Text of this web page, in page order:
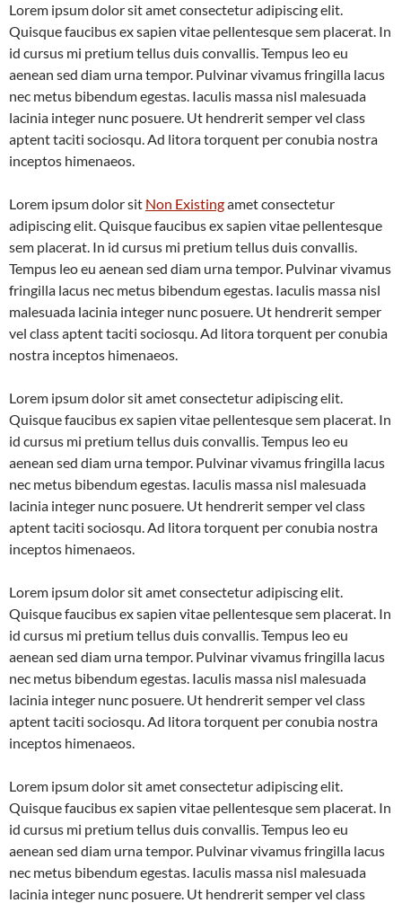
Lorem ipsum dolor sit amet consectetur adipiscing elit.
Quisque faucibus ex sapien vitae pellentesque sem placerat. In
id cursus mi pretium tellus duis convallis. Tempus leo eu
aenean sed diam urna tempor. Pulvinar vivamus fringilla lacus
nec metus bibendum egestas. Iaculis massa nisl malesuada
lacinia integer nunc posuere. Ut hendrerit semper vel class
aptent taciti sociosqu. Ad litora torquent per conubia nostra
inceptos himenaeos.
Lorem ipsum dolor sit Non Existingamet consectetur
adipiscing elit. Quisque faucibus ex sapien vitae pellentesque
sem placerat. In id cursus mi pretium tellus duis convallis.
Tempus leo eu aenean sed diam urna tempor. Pulvinar vivamus
fringilla lacus nec metus bibendum egestas. Iaculis massa nisl
malesuada lacinia integer nunc posuere. Ut hendrerit semper
vel class aptent taciti sociosqu. Ad litora torquent per conubia
nostra inceptos himenaeos.
Lorem ipsum dolor sit amet consectetur adipiscing elit.
Quisque faucibus ex sapien vitae pellentesque sem placerat. In
id cursus mi pretium tellus duis convallis. Tempus leo eu
aenean sed diam urna tempor. Pulvinar vivamus fringilla lacus
nec metus bibendum egestas. Iaculis massa nisl malesuada
lacinia integer nunc posuere. Ut hendrerit semper vel class
aptent taciti sociosqu. Ad litora torquent per conubia nostra
inceptos himenaeos.
Lorem ipsum dolor sit amet consectetur adipiscing elit.
Quisque faucibus ex sapien vitae pellentesque sem placerat. In
id cursus mi pretium tellus duis convallis. Tempus leo eu
aenean sed diam urna tempor. Pulvinar vivamus fringilla lacus
nec metus bibendum egestas. Iaculis massa nisl malesuada
lacinia integer nunc posuere. Ut hendrerit semper vel class
aptent taciti sociosqu. Ad litora torquent per conubia nostra
inceptos himenaeos.
Lorem ipsum dolor sit amet consectetur adipiscing elit.
Quisque faucibus ex sapien vitae pellentesque sem placerat. In
id cursus mi pretium tellus duis convallis. Tempus leo eu
aenean sed diam urna tempor. Pulvinar vivamus fringilla lacus
nec metus bibendum egestas. Iaculis massa nisl malesuada
lacinia integer nunc posuere. Ut hendrerit semper vel class